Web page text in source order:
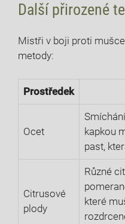
Další přirozené
Mistři v boji proti
metody:
Prostředek
Ocet
kapkou
past,
Citrusové
plody
Různé
které